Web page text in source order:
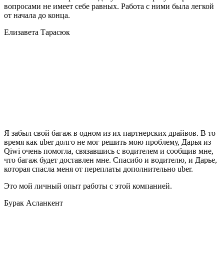
вопросами не имеет себе равных. Работа с ними была легкой
от начала до конца.
Елизавета Тарасюк
Я забыл свой багаж в одном из их партнерских драйвов. В то
время как uber долго не мог решить мою проблему, Дарья из
Qiwi очень помогла, связавшись с водителем и сообщив мне,
что багаж будет доставлен мне. Спасибо и водителю, и Дарье,
которая спасла меня от переплаты дополнительно uber.
Это мой личный опыт работы с этой компанией.
Бурак Асланкент